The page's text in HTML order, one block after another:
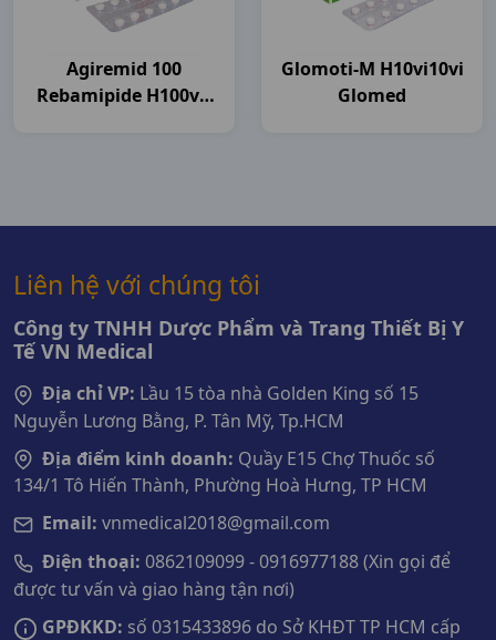
Agiremid 100
Rebamipide H100vn
Glomoti-M H10vi10vi
Glomed
Liên hệ với chúng tôi
Công ty TNHH Dược Phẩm và Trang Thiết Bị Y
Tế VN Medical
Địa chỉ VP: Lầu 15 tòa nhà Golden King số 15
Nguyễn Lương Bằng, P. Tân Mỹ, Tp.HCM
Địa điểm kinh doanh: Quầy E15 Chợ Thuốc số
134/1 Tô Hiến Thành, Phường Hoà Hưng, TP HCM
Email: vnmedical2018@gmail.com
Điện thoại: 0862109099 - 0916977188 (Xin gọi để
được tư vấn và giao hàng tận nơi)
GPĐKKD: số 0315433896 do Sở KHĐT TP HCM cấp